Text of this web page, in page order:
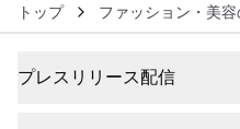
トップ ファッション・美
プレスリリース配信